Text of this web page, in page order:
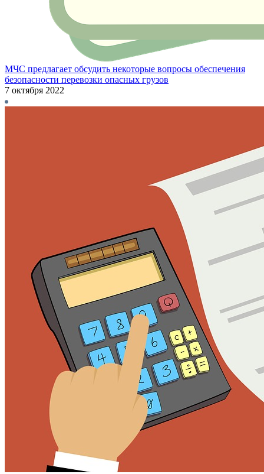
МЧС предлагает обсудить некоторые вопросы обеспечения
безопасности перевозки опасных грузов
7 октября 2022